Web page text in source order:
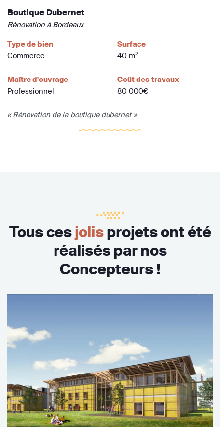
Boutique Dubernet
Rénovation à Bordeaux
Type de bien
Commerce
Surface
40 m2
Maître d'ouvrage
Professionnel
Coût des travaux
80 000€
« Rénovation de la boutique dubernet »
Tous cesjolisprojets ont été
réalisés par nos
Concepteurs !